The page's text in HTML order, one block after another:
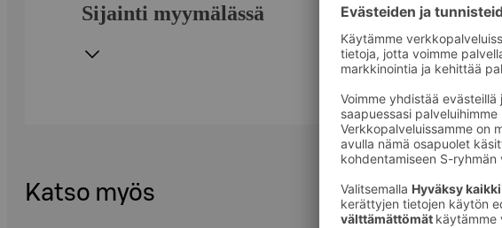
Sijainti myymälässä
Katso myös